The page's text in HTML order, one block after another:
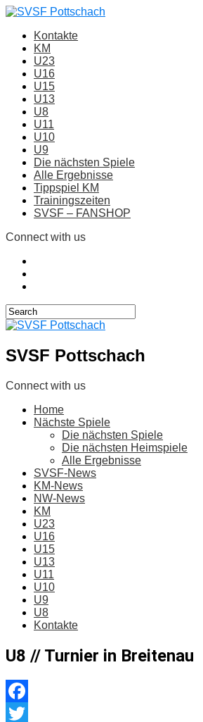
Kontakte
KM
U23
U16
U15
U13
U8
U11
U10
U9
Die nächsten Spiele
Alle Ergebnisse
Tippspiel KM
Trainingszeiten
SVSF – FANSHOP
Connect with us
SVSF Pottschach
Connect with us
Home
Nächste Spiele
Die nächsten Spiele
Die nächsten Heimspiele
Alle Ergebnisse
SVSF-News
KM-News
NW-News
KM
U23
U16
U15
U13
U11
U10
U9
U8
Kontakte
U8 // Turnier in Breitenau
Facebook